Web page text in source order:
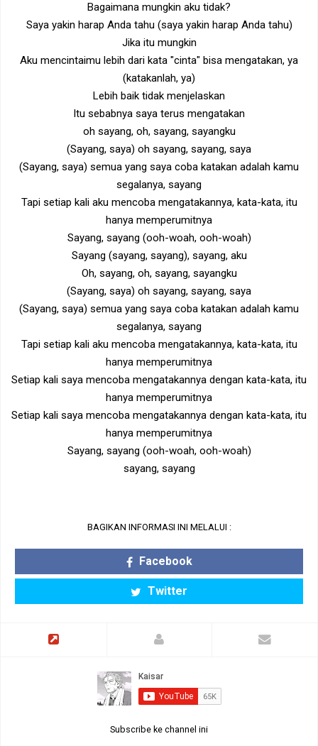
Bagaimana mungkin aku tidak?
Saya yakin harap Anda tahu (saya yakin harap Anda tahu)
Jika itu mungkin
Aku mencintaimu lebih dari kata "cinta" bisa mengatakan, ya
(katakanlah, ya)
Lebih baik tidak menjelaskan
Itu sebabnya saya terus mengatakan
oh sayang, oh, sayang, sayangku
(Sayang, saya) oh sayang, sayang, saya
(Sayang, saya) semua yang saya coba katakan adalah kamu
segalanya, sayang
Tapi setiap kali aku mencoba mengatakannya, kata-kata, itu
hanya memperumitnya
Sayang, sayang (ooh-woah, ooh-woah)
Sayang (sayang, sayang), sayang, aku
Oh, sayang, oh, sayang, sayangku
(Sayang, saya) oh sayang, sayang, saya
(Sayang, saya) semua yang saya coba katakan adalah kamu
segalanya, sayang
Tapi setiap kali aku mencoba mengatakannya, kata-kata, itu
hanya memperumitnya
Setiap kali saya mencoba mengatakannya dengan kata-kata, itu
hanya memperumitnya
Setiap kali saya mencoba mengatakannya dengan kata-kata, itu
hanya memperumitnya
Sayang, sayang (ooh-woah, ooh-woah)
sayang, sayang
BAGIKAN INFORMASI INI MELALUI :
Facebook
Twitter
Subscribe ke channel ini